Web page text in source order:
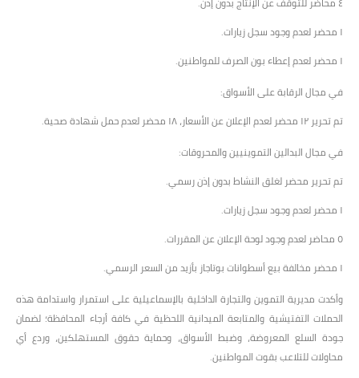
١ محضر لعدم وجود سجل زيارات.
١ محضر لعدم إعطاء بون الصرف للمواطنين.
في مجال الرقابة على الأسواق:
تم تحرير ١٢ محضر لعدم الإعلان عن الأسعار، ١٨ محضر لعدم حمل شهادة صحية.
في مجال البدالين التموينيين والمحروقات:
تم تحرير محضر لغلق النشاط بدون إذن رسمي.
١ محضر لعدم وجود سجل زيارات.
٥ محاضر لعدم وجود لوحة الإعلان عن المقررات.
١ محضر مخالفة بيع أسطوانات بوتاجاز بأزيد من السعر الرسمي.
وأكدت مديرية التموين والتجارة الداخلية بالإسماعيلية على استمرار واستدامة هذه
الحملات التفتيشية والمتابعة الميدانية اللحظية في كافة أرجاء المحافظة؛ لضمان
جودة السلع المعروضة، وضبط الأسواق، وحماية حقوق المستهلكين، وردع أي
محاولات للتلاعب بقوت المواطنين.